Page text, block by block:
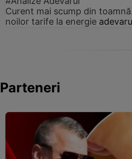
Curent mai scump din
noilor tarife la energie
Parteneri